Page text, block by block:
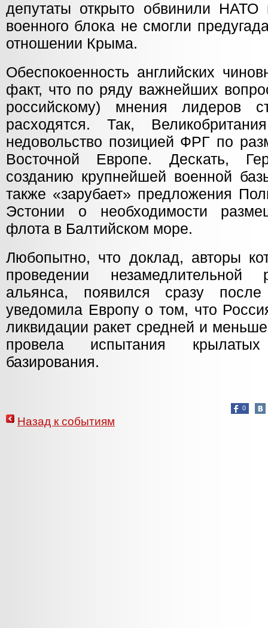
депутаты открыто обвинили НАТО
военного блока не смогли
отношении Крыма.
Обеспокоенность английских
факт, что по ряду важнейших
российскому) мнения лидеров
расходятся. Так,
недовольство позицией ФРГ по
Восточной Европе. Дескать,
созданию крупнейшей военной
также «зарубает» предложения
Эстонии о необходимости
флота в Балтийском море.
Любопытно, что доклад, авторы
проведении незамедлительной
альянса, появился сразу
уведомила Европу о том, что
ликвидации ракет средней и
провела испытания
базирования.
0
Назад к событиям